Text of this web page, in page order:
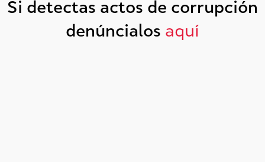
Si detectas actos de corrupción
denúncialos aquí